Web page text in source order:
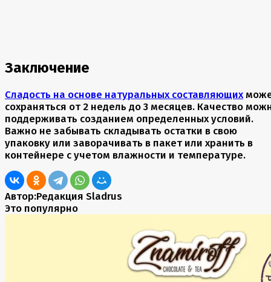
Заключение
Сладость на основе натуральных составляющих
сохраняться от 2 недель до 3 месяцев. Качество
поддерживать созданием определенных условий.
Важно не забывать складывать остатки в свою
упаковку или заворачивать в пакет или хранить в
контейнере с учетом влажности и температуре.
Автор:Редакция Sladrus
Это популярно